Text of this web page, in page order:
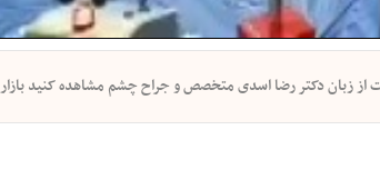
از زبان دکتر رضا اسدی متخصص و جراح چشم مشاهده کنید بازار